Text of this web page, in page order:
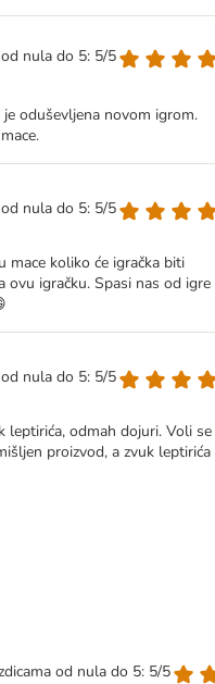
nula do 5: 5/5
je oduševljena novom igrom.
nula do 5: 5/5
mace koliko će igračka biti
ovu igračku. Spasi nas od igre
nula do 5: 5/5
leptirića, odmah dojuri. Voli se
proizvod, a zvuk leptirića
od nula do 5: 5/5